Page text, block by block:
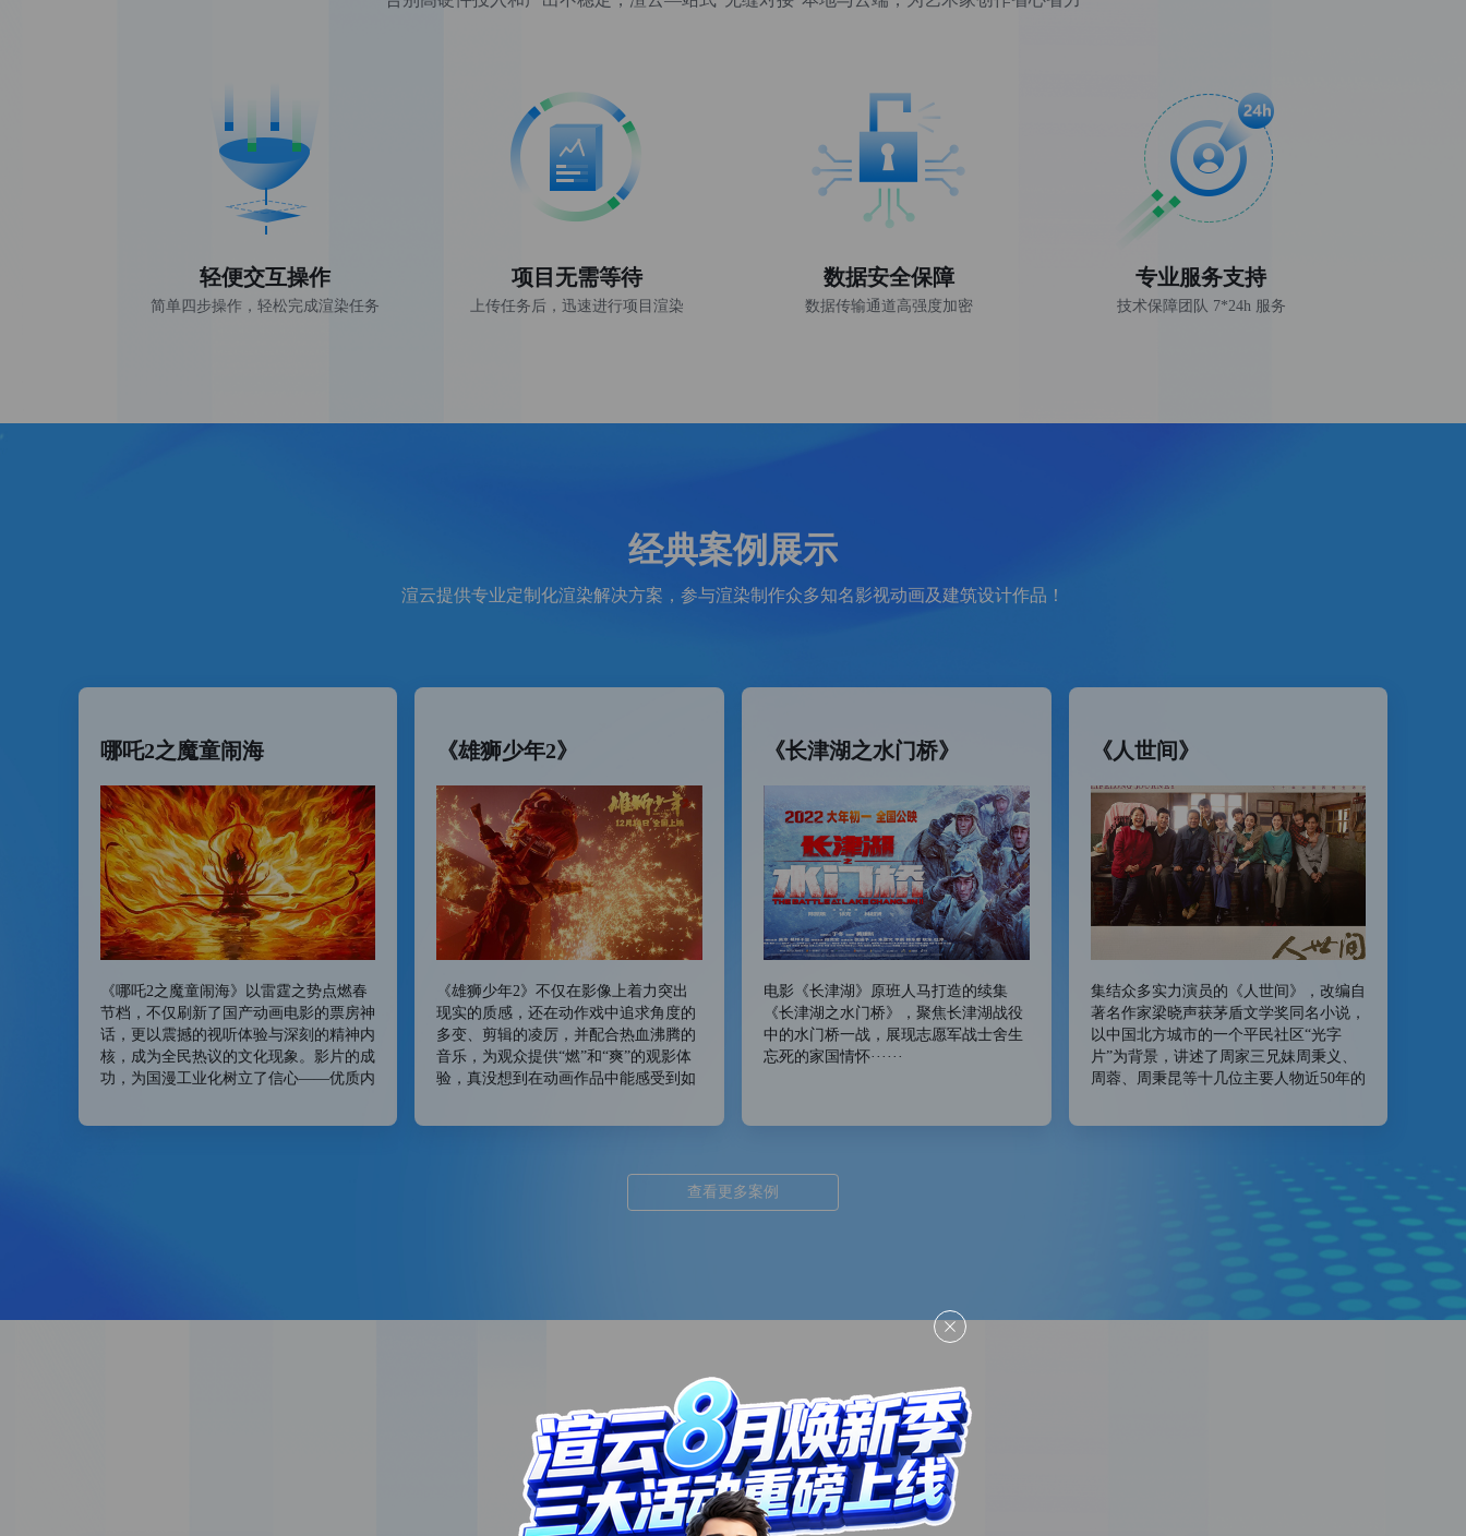
轻便交互操作
简单四步操作，轻松完成渲染任务
项目无需等待
上传任务后，迅速进行项目渲染
数据安全保障
数据传输通道高强度加密
专业服务支持
技术保障团队 7*24h 服务
经典案例展示
渲云提供专业定制化渲染解决方案，参与渲染制作众多知名影视动画及建筑设计作品！
哪吒2之魔童闹海
《哪吒2之魔童闹海》以雷霆之势点燃春
节档，不仅刷新了国产动画电影的票房神
话，更以震撼的视听体验与深刻的精神内
核，成为全民热议的文化现象。影片的成
功，为国漫工业化树立了信心——优质内
流”。
《雄狮少年2》
《雄狮少年2》不仅在影像上着力突出
现实的质感，还在动作戏中追求角度的
多变、剪辑的凌厉，并配合热血沸腾的
音乐，为观众提供“燃”和“爽”的观影体
验，真没想到在动画作品中能感受到如
《长津湖之水门桥》
电影《长津湖》原班人马打造的续集
《长津湖之水门桥》，聚焦长津湖战役
中的水门桥一战，展现志愿军战士舍生
忘死的家国情怀······
《人世间》
集结众多实力演员的《人世间》，改编自
著名作家梁晓声获茅盾文学奖同名小说，
以中国北方城市的一个平民社区“光字
片”为背景，讲述了周家三兄妹周秉义、
周蓉、周秉昆等十几位主要人物近50年的
和社会的巨大变迁。
查看更多案例
全球合作伙伴